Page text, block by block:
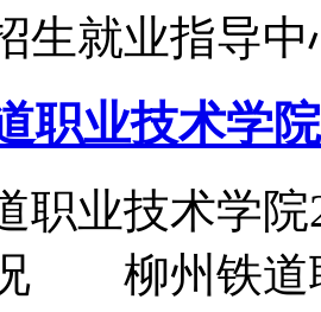
生就业指导
职业技术学
职业技术学
柳州铁道